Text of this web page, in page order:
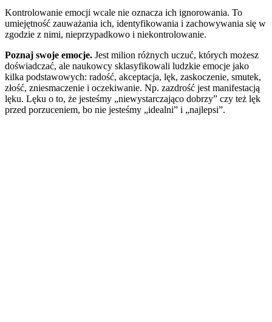
Kontrolowanie emocji wcale nie oznacza ich ignorowania. To
umiejętność zauważania ich, identyfikowania i zachowywania się w
zgodzie z nimi, nieprzypadkowo i niekontrolowanie.
Poznaj swoje emocje. Jest milion różnych uczuć, których możesz
doświadczać, ale naukowcy sklasyfikowali ludzkie emocje jako
kilka podstawowych: radość, akceptacja, lęk, zaskoczenie, smutek,
złość, zniesmaczenie i oczekiwanie. Np. zazdrość jest manifestacją
lęku. Lęku o to, że jesteśmy „niewystarczająco dobrzy” czy też lęk
przed porzuceniem, bo nie jesteśmy „idealni” i „najlepsi”.